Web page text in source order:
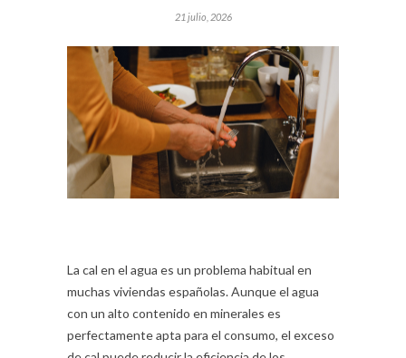
21 julio, 2026
La cal en el agua es un problema habitual en
muchas viviendas españolas. Aunque el agua
con un alto contenido en minerales es
perfectamente apta para el consumo, el exceso